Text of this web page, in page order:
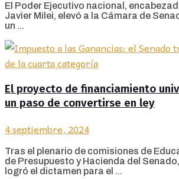
El Poder Ejecutivo nacional,
Javier Milei, elevó a la Cámara de
un ...
El proyecto de financiamiento
un paso de convertirse en ley
4 septiembre, 2024
Tras el plenario de comisiones de
de Presupuesto y Hacienda del
logró el dictamen para el ...